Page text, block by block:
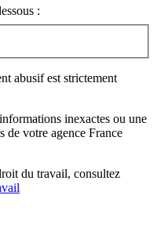
:
abusif est strictement
informations inexactes ou une
de votre agence France
du travail, consultez